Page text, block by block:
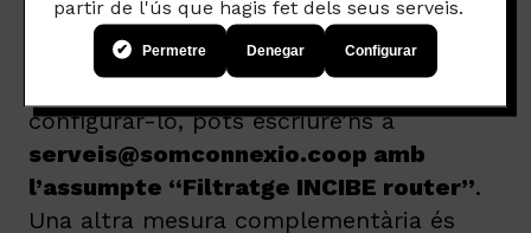
partir de l'ús que hagis fet dels seus serveis.
Permetre Denegar Configurar
dels menors, ja que per eliminar el
filtratge caldria entrar al router de casa.
configurar-lo, pots escriure’ns a
serveis@somconnexio.coop amb
l’assumpte “Filtratge INCIBE router”.
Una altra mesura complementària és